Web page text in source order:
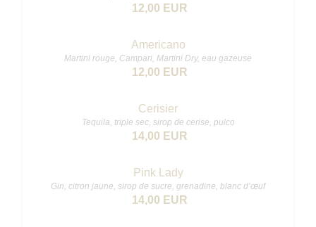
12,00 EUR
Americano
Martini rouge, Campari, Martini Dry, eau gazeuse
12,00 EUR
Cerisier
Tequila, triple sec, sirop de cerise, pulco
14,00 EUR
Pink Lady
Gin, citron jaune, sirop de sucre, grenadine, blanc d’œuf
14,00 EUR